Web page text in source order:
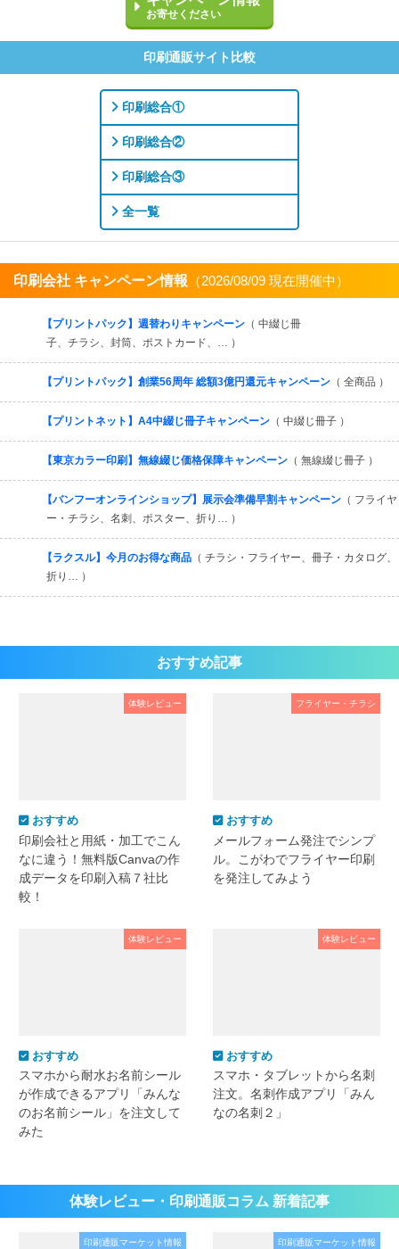
お寄せください
印刷通販サイト比較
印刷総合①
印刷総合②
印刷総合③
全一覧
印刷会社 キャンペーン情報 （2026/08/09 現在開催中）
【プリントパック】週替わりキャンペーン （ 中綴じ冊
子、チラシ、封筒、ポストカード、… ）
【プリントパック】創業56周年 総額3億円還元キャンペーン （ 全商品 ）
【プリントネット】A4中綴じ冊子キャンペーン （ 中綴じ冊子 ）
【東京カラー印刷】無線綴じ価格保障キャンペーン （ 無線綴じ冊子 ）
【バンフーオンラインショップ】展示会準備早割キャンペーン （ フライヤ
ー・チラシ、名刺、ポスター、折り… ）
【ラクスル】今月のお得な商品 （ チラシ・フライヤー、冊子・カタログ、
折り… ）
おすすめ記事
体験レビュー
おすすめ
印刷会社と用紙・加工でこん
なに違う！無料版Canvaの作
成データを印刷入稿７社比
較！
フライヤー・チラシ
おすすめ
メールフォーム発注でシンプ
ル。こがわでフライヤー印刷
を発注してみよう
体験レビュー
おすすめ
スマホから耐水お名前シール
が作成できるアプリ「みんな
のお名前シール」を注文して
みた
体験レビュー
おすすめ
スマホ・タブレットから名刺
注文。名刺作成アプリ「みん
なの名刺２」
体験レビュー・印刷通販コラム 新着記事
印刷通販マーケット情報 印刷通販マーケット情報